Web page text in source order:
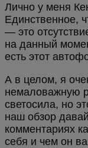
Лично у меня
Единственное,
— это
на данный
есть этот
А в целом, я
немаловажную
светосила, но
наш обзор
комментариях
себя и чем он